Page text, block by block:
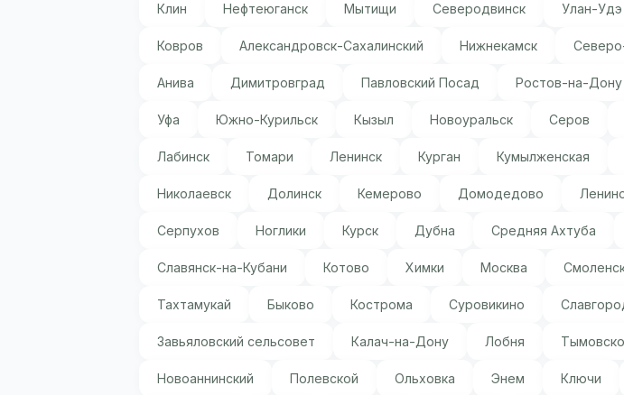
Клин Нефтеюганск Мытищи Северодвинск Улан-Удэ
Ковров Александровск-Сахалинский Нижнекамск
Анива Димитровград Павловский Посад Ростов-на-Дону
Уфа Южно-Курильск Кызыл Новоуральск Серов
Лабинск Томари Ленинск Курган Кумылженская
Николаевск Долинск Кемерово Домодедово
Серпухов Ноглики Курск Дубна Средняя Ахтуба
Славянск-на-Кубани Котово Химки Москва
Тахтамукай Быково Кострома Суровикино
Завьяловский сельсовет Калач-на-Дону Лобня
Новоаннинский Полевской Ольховка Энем Ключи